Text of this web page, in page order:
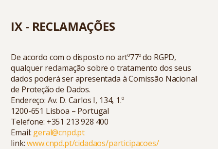
IX - RECLAMAÇÕES
De acordo com o disposto no artº77º do RGPD,
qualquer reclamação sobre o tratamento dos seus
dados poderá ser apresentada à Comissão Nacional
de Proteção de Dados.
Endereço: Av. D. Carlos I, 134, 1.º
1200-651 Lisboa – Portugal
Telefone: +351 213 928 400
Email: geral@cnpd.pt
link:www.cnpd.pt/cidadaos/participacoes/